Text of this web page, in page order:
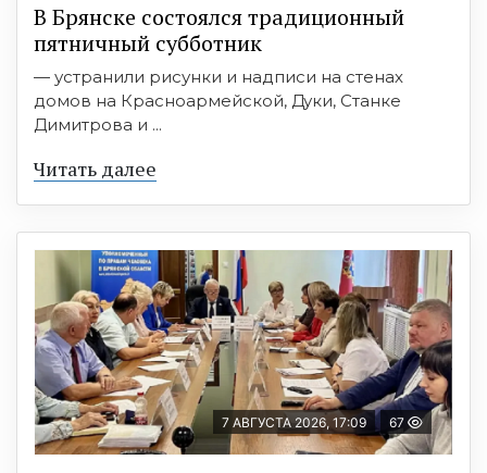
В Брянске состоялся традиционный
пятничный субботник
— устранили рисунки и надписи на стенах
домов на Красноармейской, Дуки, Станке
Димитрова и ...
Читать далее
7 АВГУСТА 2026, 17:09 67